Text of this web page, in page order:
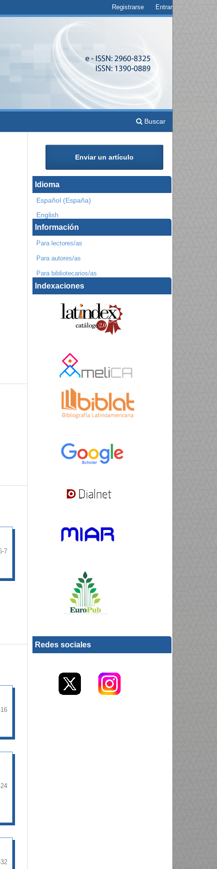
Buscar
Registrarse Entrar
7
Enviar un artículo
Idioma
Español (España)
English
Información
Para lectores/as
Para autores/as
Para bibliotecarios/as
Indexaciones
Redes sociales